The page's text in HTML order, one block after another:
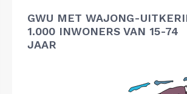
GWU MET WAJONG-
1.000 INWONERS VAN 15-74
JAAR